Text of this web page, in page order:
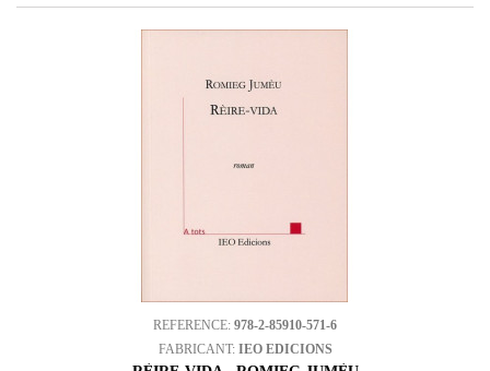
REFERENCE: 978-2-85910-571-6
FABRICANT: IEO EDICIONS